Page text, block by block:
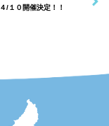
４/１０開催決定！！